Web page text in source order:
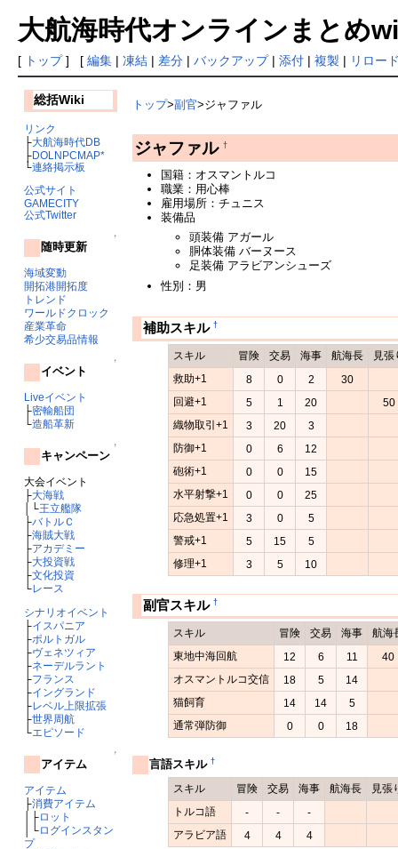
大航海時代オンラインまとめ
[ トップ] [ 編集| 凍結| 差分| バックアップ| 添付| 複製 | リロー
総括Wiki
リンク
├大航海時代DB
├DOLNPCMAP*
└連絡掲示板
公式サイト
GAMECITY
公式Twitter
↑
随時更新
海域変動
開拓港開拓度
トレンド
ワールドクロック
産業革命
希少交易品情報
↑
イベント
Liveイベント
├密輸船団
└造船革新
↑
キャンペーン
大会イベント
├大海戦
│└王立艦隊
├バトルＣ
├海賊大戦
├アカデミー
├大投資戦
├文化投資
└レース
シナリオイベント
├イスパニア
├ポルトガル
├ヴェネツィア
├ネーデルラント
├フランス
├イングランド
├レベル上限拡張
├世界周航
└エピソード
↑
アイテム
アイテム
├消費アイテム
│├ロット
│└ログインスタン
プ
トップ>副官>ジャファル
ジャファル †
国籍：オスマントルコ
職業：用心棒
雇用場所：チュニス
装備品
頭装備 アガール
胴体装備 バーヌース
足装備 アラビアンシューズ
性別：男
補助スキル †
スキル 冒険 交易 海事 航海長
見張
救助+1
8 0 2
30
回避+1
5 1 20
50
織物取引+1
3 20
3
防御+1
0 6
12
砲術+1
0 0
15
水平射撃+1
0 0
25
応急処置+1
3 0
5
警戒+1
5 15
5
修理+1
3 5 10
副官スキル †
スキル 冒険 交易 海事
航海
東地中海回航
12 6 11
40
オスマントルコ交信
18 5
14
猫飼育
14 14
5
通常弾防御
0 0 18
言語スキル †
スキル 冒険 交易 海事 航海長
見張
トルコ語
- -
-
アラビア語
4 4 4